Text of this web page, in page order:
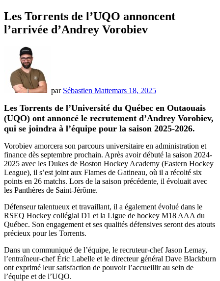
Les Torrents de l’UQO annoncent
l’arrivée d’Andrey Vorobiev
par Sébastien Mattemars 18, 2025
Les Torrents de l’Université du Québec en Outaouais
(UQO) ont annoncé le recrutement d’Andrey Vorobiev,
qui se joindra à l’équipe pour la saison 2025-2026.
Vorobiev amorcera son parcours universitaire en administration et
finance dès septembre prochain. Après avoir débuté la saison 2024-
2025 avec les Dukes de Boston Hockey Academy (Eastern Hockey
League), il s’est joint aux Flames de Gatineau, où il a récolté six
points en 26 matchs. Lors de la saison précédente, il évoluait avec
les Panthères de Saint-Jérôme.
Défenseur talentueux et travaillant, il a également évolué dans le
RSEQ Hockey collégial D1 et la Ligue de hockey M18 AAA du
Québec. Son engagement et ses qualités défensives seront des atouts
précieux pour les Torrents.
Dans un communiqué de l’équipe, le recruteur-chef Jason Lemay,
l’entraîneur-chef Éric Labelle et le directeur général Dave Blackburn
ont exprimé leur satisfaction de pouvoir l’accueillir au sein de
l’équipe et de l’UQO.